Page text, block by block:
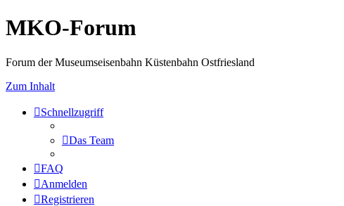
MKO-Forum
Forum der Museumseisenbahn Küstenbahn Ostfriesland
Zum Inhalt
Schnellzugriff
Das Team
FAQ
Anmelden
Registrieren